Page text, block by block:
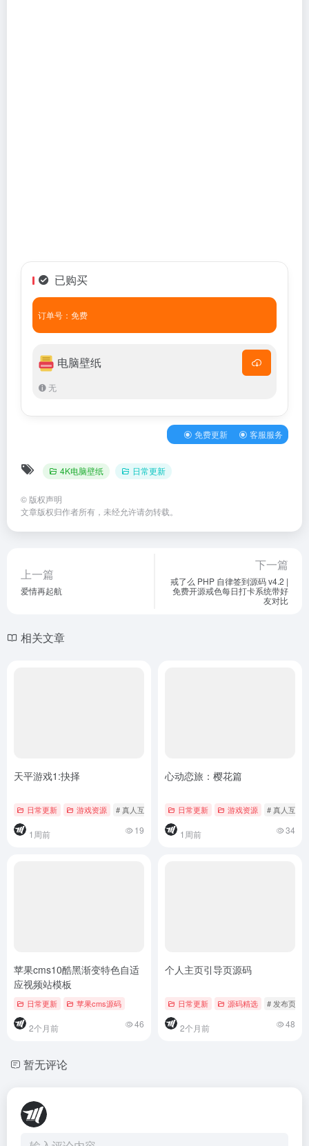
已购买
订单号：免费
电脑壁纸
无
免费更新 客服服务
4K电脑壁纸 日常更新
© 版权声明
文章版权归作者所有，未经允许请勿转载。
上一篇
爱情再起航
下一篇
戒了么 PHP 自律签到源码 v4.2 |
免费开源戒色每日打卡系统带好
友对比
相关文章
天平游戏1:抉择
日常更新 游戏资源 # 真人互动影游
1周前 19
心动恋旅：樱花篇
日常更新 游戏资源 # 真人互动
1周前 34
苹果cms10酷黑渐变特色自适
应视频站模板
日常更新 苹果cms源码
2个月前 46
个人主页引导页源码
日常更新 源码精选 # 发布页
2个月前 48
暂无评论